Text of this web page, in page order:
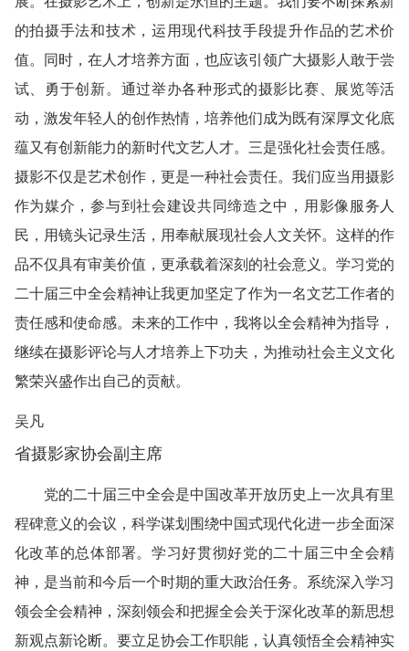
的拍摄手法和技术，运用现代科技手段提升作品的艺术价
值。同时，在人才培养方面，也应该引领广大摄影人敢于尝
试、勇于创新。通过举办各种形式的摄影比赛、展览等活
动，激发年轻人的创作热情，培养他们成为既有深厚文化底
蕴又有创新能力的新时代文艺人才。三是强化社会责任感。
摄影不仅是艺术创作，更是一种社会责任。我们应当用摄影
作为媒介，参与到社会建设共同缔造之中，用影像服务人
民，用镜头记录生活，用奉献展现社会人文关怀。这样的作
品不仅具有审美价值，更承载着深刻的社会意义。学习党的
二十届三中全会精神让我更加坚定了作为一名文艺工作者的
责任感和使命感。未来的工作中，我将以全会精神为指导，
继续在摄影评论与人才培养上下功夫，为推动社会主义文化
繁荣兴盛作出自己的贡献。
吴凡
省摄影家协会副主席
党的二十届三中全会是中国改革开放历史上一次具有里
程碑意义的会议，科学谋划围绕中国式现代化进一步全面深
化改革的总体部署。学习好贯彻好党的二十届三中全会精
神，是当前和今后一个时期的重大政治任务。系统深入学习
领会全会精神，深刻领会和把握全会关于深化改革的新思想
新观点新论断。要立足协会工作职能，认真领悟全会精神实